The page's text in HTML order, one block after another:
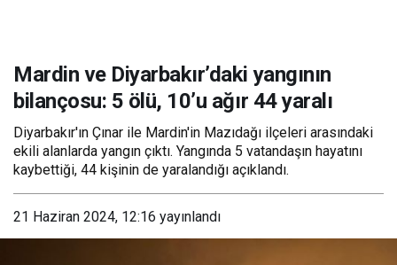
Mardin ve Diyarbakır’daki yangının
bilançosu: 5 ölü, 10’u ağır 44 yaralı
Diyarbakır'ın Çınar ile Mardin'in Mazıdağı ilçeleri arasındaki
ekili alanlarda yangın çıktı. Yangında 5 vatandaşın hayatını
kaybettiği, 44 kişinin de yaralandığı açıklandı.
21 Haziran 2024, 12:16 yayınlandı